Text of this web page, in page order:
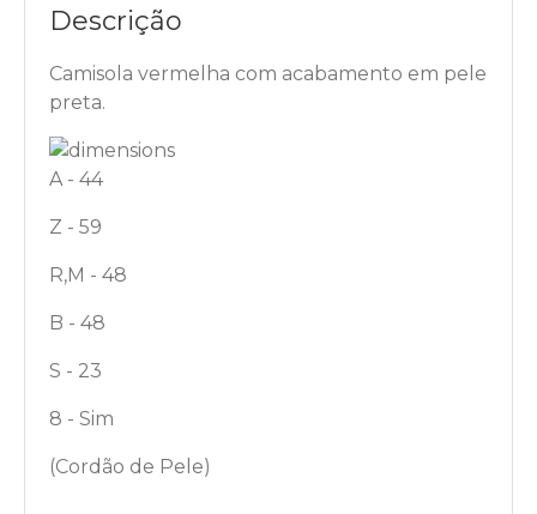
Descrição
Camisola vermelha com acabamento em pele
preta.
A - 44
Z - 59
R,M - 48
B - 48
S - 23
8 - Sim
(Cordão de Pele)